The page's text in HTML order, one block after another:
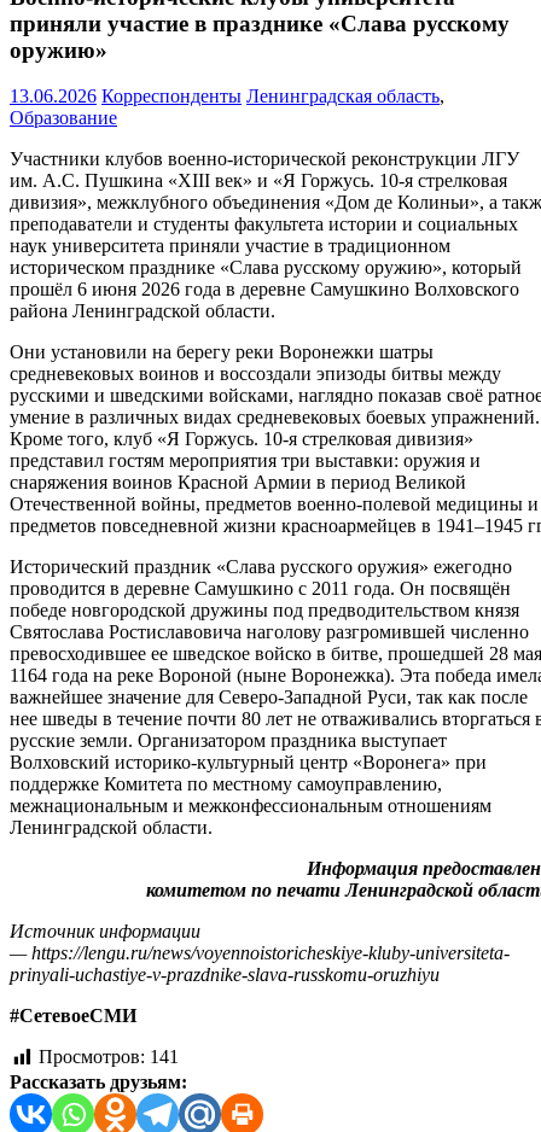
приняли участие в празднике «Слава русскому
оружию»
13.06.2026 Корреспонденты Ленинградская область,
Образование
Участники клубов военно-исторической реконструкции ЛГУ
им. А.С. Пушкина «XIII век» и «Я Горжусь. 10-я стрелковая
дивизия», межклубного объединения «Дом де Колиньи», а
преподаватели и студенты факультета истории и социальных
наук университета приняли участие в традиционном
историческом празднике «Слава русскому оружию», который
прошёл 6 июня 2026 года в деревне Самушкино Волховского
района Ленинградской области.
Они установили на берегу реки Воронежки шатры
средневековых воинов и воссоздали эпизоды битвы между
русскими и шведскими войсками, наглядно показав своё
умение в различных видах средневековых боевых упражнений.
Кроме того, клуб «Я Горжусь. 10-я стрелковая дивизия»
представил гостям мероприятия три выставки: оружия и
снаряжения воинов Красной Армии в период Великой
Отечественной войны, предметов военно-полевой медицины и
предметов повседневной жизни красноармейцев в 1941–1945
Исторический праздник «Слава русского оружия» ежегодно
проводится в деревне Самушкино с 2011 года. Он посвящён
победе новгородской дружины под предводительством князя
Святослава Ростиславовича наголову разгромившей численно
превосходившее ее шведское войско в битве, прошедшей 28 мая
1164 года на реке Вороной (ныне Воронежка). Эта победа
важнейшее значение для Северо-Западной Руси, так как после
нее шведы в течение почти 80 лет не отваживались вторгаться
русские земли. Организатором праздника выступает
Волховский историко-культурный центр «Воронега» при
поддержке Комитета по местному самоуправлению,
межнациональным и межконфессиональным отношениям
Ленинградской области.
Информация
комитетом по печати Ленинградской
Источник информации
— https://lengu.ru/news/voyennoistoricheskiye-kluby-universiteta-
prinyali-uchastiye-v-prazdnike-slava-russkomu-oruzhiyu
#СетевоеСМИ
Просмотров: 141
Рассказать друзьям: